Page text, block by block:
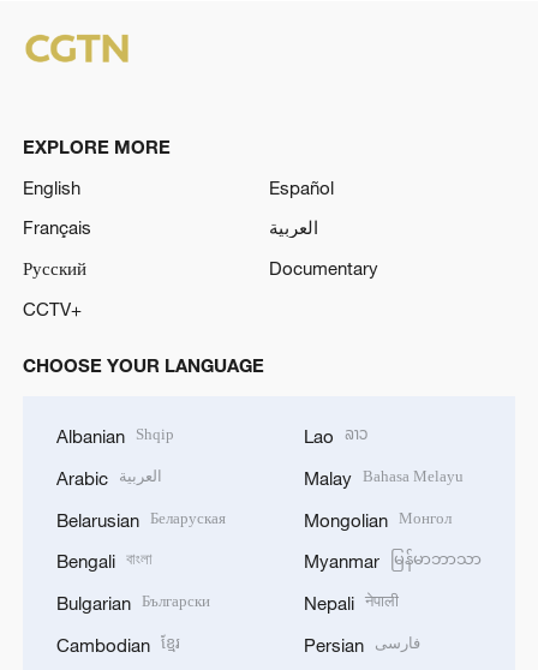
EXPLORE MORE
English
Español
Français
العربية
Русский
Documentary
CCTV+
CHOOSE YOUR LANGUAGE
Albanian Shqip
Arabic العربية
Belarusian Беларуская
Bengali বাংলা
Bulgarian Български
Cambodian ខ្មែរ
Lao ລາວ
Malay Bahasa Melayu
Mongolian Монгол
Myanmar မြန်မာဘာသာ
Nepali नेपाली
Persian فارسی